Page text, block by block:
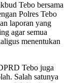
Tebo bersama
Polres Tebo
laporan yang
agar semua
menentukan
Tebo juga
Salah satunya